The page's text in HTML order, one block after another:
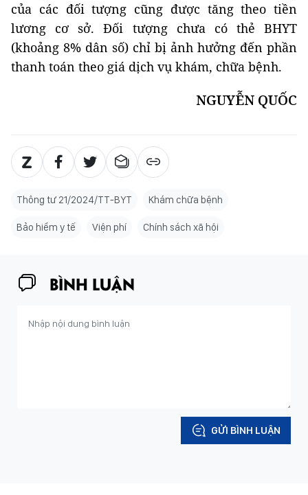
của các đối tượng cũng được tăng theo tiền
lương cơ sở. Đối tượng chưa có thẻ BHYT
(khoảng 8% dân số) chỉ bị ảnh hưởng đến phần
thanh toán theo giá dịch vụ khám, chữa bệnh.
NGUYỄN QUỐC
Thông tư 21/2024/TT-BYT Khám chữa bệnh
Bảo hiểm y tế Viện phí Chính sách xã hội
BÌNH LUẬN
GỬI BÌNH LUẬN